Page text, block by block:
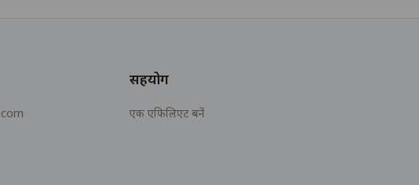
सहयोग
एक एफिलिएट बनें